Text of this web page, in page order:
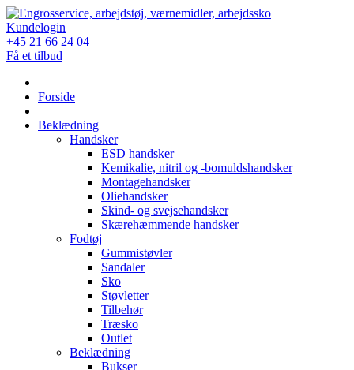
Skip
to
content
Kundelogin
+45 21 66 24 04
Få et tilbud
Forside
Beklædning
Handsker
ESD handsker
Kemikalie, nitril og -bomuldshandsker
Montagehandsker
Oliehandsker
Skind- og svejsehandsker
Skærehæmmende handsker
Fodtøj
Gummistøvler
Sandaler
Sko
Støvletter
Tilbehør
Træsko
Outlet
Beklædning
Bukser